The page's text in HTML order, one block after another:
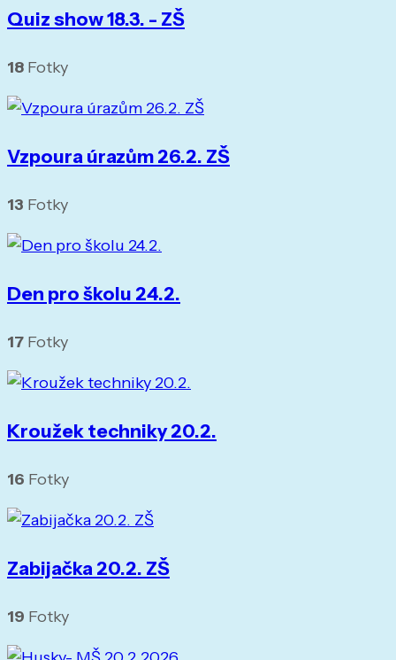
Quiz show 18.3. - ZŠ
18 Fotky
Vzpoura úrazům 26.2. ZŠ
13 Fotky
Den pro školu 24.2.
17 Fotky
Kroužek techniky 20.2.
16 Fotky
Zabijačka 20.2. ZŠ
19 Fotky